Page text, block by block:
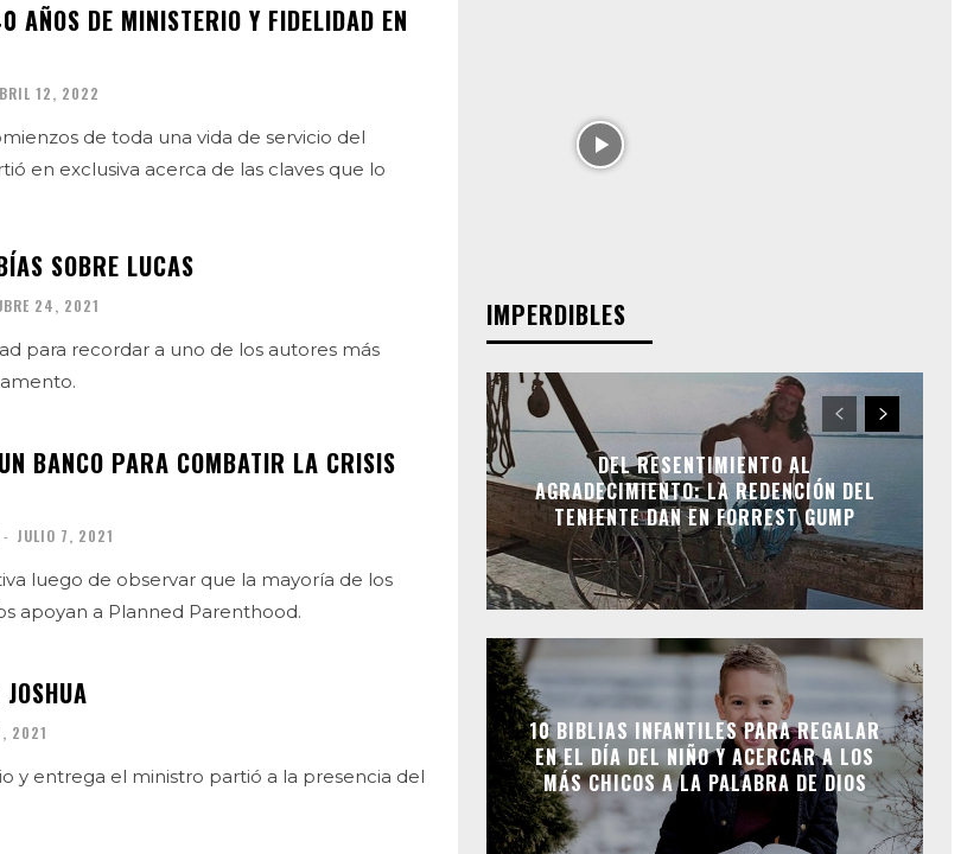
AÑOS DE MINISTERIO Y FIDELIDAD EN
12, 2022
de toda una vida de servicio del
en exclusiva acerca de las claves que lo
SOBRE LUCAS
24, 2021
para recordar a uno de los autores más
BANCO PARA COMBATIR LA CRISIS
- JULIO 7, 2021
luego de observar que la mayoría de los
apoyan a Planned Parenthood.
2021
y entrega el ministro partió a la presencia del
IMPERDIBLES
DEL RESENTIMIENTO AL
AGRADECIMIENTO: LA REDENCIÓN DEL
TENIENTE DAN EN FORREST GUMP
10 BIBLIAS INFANTILES PARA REGALAR
EN EL DÍA DEL NIÑO Y ACERCAR A LOS
MÁS CHICOS A LA PALABRA DE DIOS